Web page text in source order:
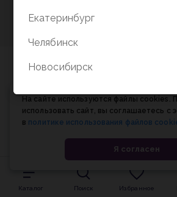
Каталог Поиск Избранное
На сайте используются файлы cookies.
использовать сайт, вы соглашаетесь с
в политике использования файлов
Я согласен
Екатеринбург
Челябинск
Новосибирск